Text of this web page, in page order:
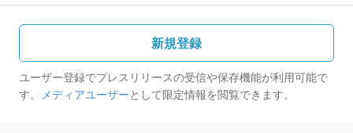
新規登録
ユーザー登録でプレスリリースの受信や保存機能が利用可能で
す。 メディアユーザーとして限定情報を閲覧できます。